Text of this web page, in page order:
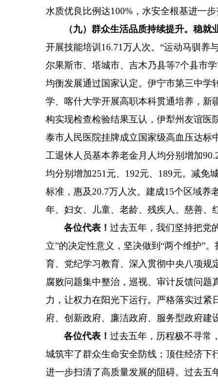
水质优良比例达100% ，水安全根基进一
（九）群众生活品质持续提升。稳就
开展技能培训 16.71万人次。 “运动马驯养
尔果斯市、塔城市、吉木乃县等7个县市
均衡发展通过国家认定。伊宁市第三中学
学、喀什大学开展高职本科贯通培养，新
构实现检查检验结果互认，伊犁州友谊医
泰市人民医院挂牌成立国家级高血压达标
工退休人员基本养老金月人均分别增加
均分别增加251 元、 192元、 189元。减免
标准，惠及20.7万人次。建成15个区域养
年、妇女、儿童、老龄、残疾人、慈善、
各位代表！过去五年，我们坚持把党
立”的决定性意义，坚决做到 “两个维护”。
育、党纪学习教育、深入贯彻中央八项规
腐败问题集中整治，巡视、审计反馈问
力，让权力在阳光下运行。 严格落实过紧
府、创新政府、廉洁政府、服务型政府
各位代表！过去五年，历程极不寻常
城筑牢了群众生命安全防线；顶住经济下
进一步扫清了高质量发展的阻碍。过去五